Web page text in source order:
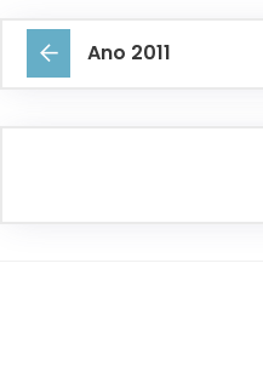
Ano 2011